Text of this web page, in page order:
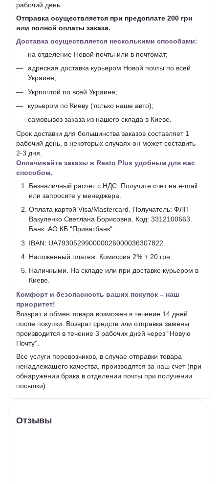
рабочий день.
Отправка осуществляется при предоплате 200 грн
или полной оплаты заказа.
Доставка осуществляется несколькими способами:
на отделение Новой почты или в почтомат;
адресная доставка курьером Новой почты по всей
Украине;
Укрпочтой по всей Украине;
курьером по Киеву (только наше авто);
самовывоз заказа из нашего склада в Киеве.
Срок доставки для большинства заказов составляет 1
рабочий день, в некоторых случаях он может составить
2-3 дня.
Оплачивайте заказы в Resto Plus удобным для вас
способом.
Безналичный расчет с НДС. Получите счет на e-mail
или запросите у менеджера.
Оплата картой Visa/Mastercard. Получатель: ФЛП
Вакуленко Светлана Борисовна. Код: 3312100663.
Банк: АО КБ "Приватбанк".
IBAN: UA793052990000026000036307822.
Наложенный платеж. Комиссия 2% + 20 грн.
Наличными. На складе или при доставке курьером в
Киеве.
Комфорт и безопасность ваших покупок – наш
приоритет!
Возврат и обмен товара возможен в течение 14 дней
после покупки. Возврат средств или отправка замены
производится в течение 3 рабочих дней через “Новую
Почту”.
Все услуги перевозчиков, в случае отправки товара
ненадлежащего качества, производятся за наш счет (при
обнаружении брака в отделении почты при получении
посылки).
Отзывы